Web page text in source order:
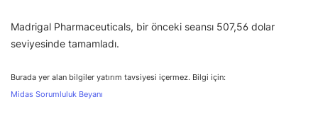
Madrigal Pharmaceuticals, bir önceki seansı 507,56 dolar
seviyesinde tamamladı.
Burada yer alan bilgiler yatırım tavsiyesi içermez. Bilgi için:
Midas Sorumluluk Beyanı